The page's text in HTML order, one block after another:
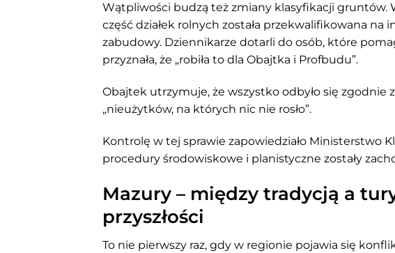
Wątpliwości budzą też zmiany klasyfikacji gruntów.
część działek rolnych została przekwalifikowana na
zabudowy. Dziennikarze dotarli do osób, które
przyznała, że „robiła to dla Obajtka i Profbudu”.
Obajtek utrzymuje, że wszystko odbyło się zgodnie
„nieużytków, na których nic nie rosło”.
Kontrolę w tej sprawie zapowiedziało Ministerstwo
procedury środowiskowe i planistyczne zostały
Mazury – między tradycją a
przyszłości
To nie pierwszy raz, gdy w regionie pojawia się